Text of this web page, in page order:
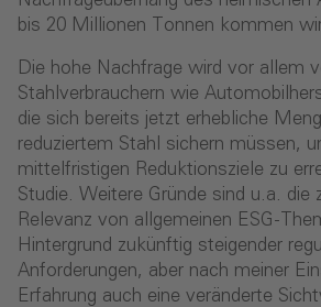
bis 20 Millionen Tonnen kommen
Die hohe Nachfrage wird vor allem
Stahlverbrauchern wie
die sich bereits jetzt erhebliche
reduziertem Stahl sichern müssen,
mittelfristigen Reduktionsziele zu
Studie. Weitere Gründe sind u.a. die
Relevanz von allgemeinen ESG-
Hintergrund zukünftig steigender
Anforderungen, aber nach meiner
Erfahrung auch eine veränderte